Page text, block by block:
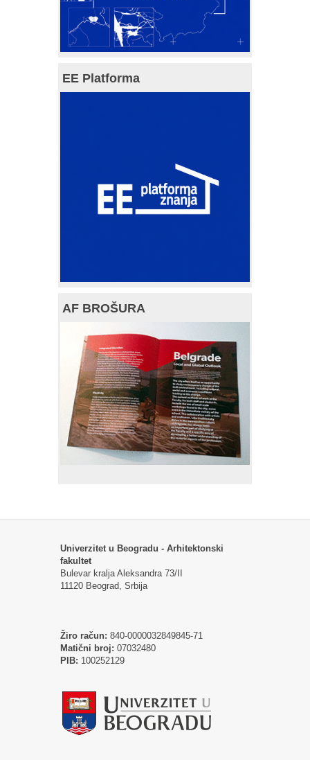
EE Platforma
AF BROŠURA
Univerzitet u Beogradu - Arhitektonski
fakultet
Bulevar kralja Aleksandra 73/II
11120 Beograd, Srbija
Žiro račun: 840-0000032849845-71
Matični broj: 07032480
PIB: 100252129